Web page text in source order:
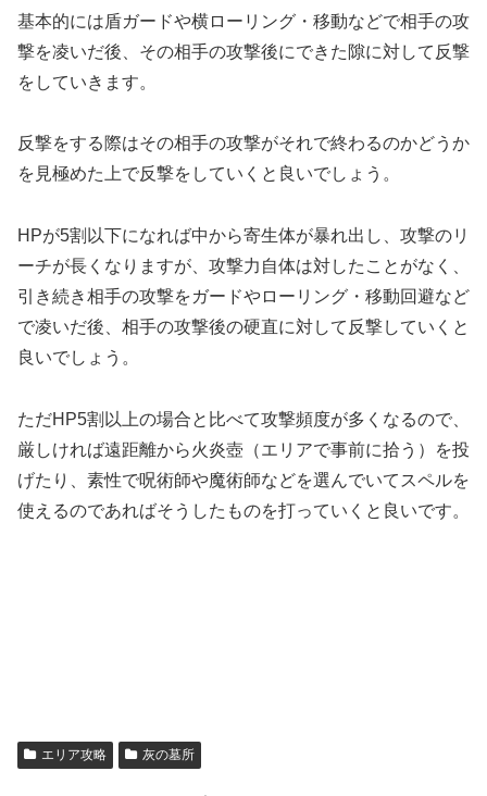
基本的には盾ガードや横ローリング・移動などで相手の攻
撃を凌いだ後、その相手の攻撃後にできた隙に対して反撃
をしていきます。
反撃をする際はその相手の攻撃がそれで終わるのかどうか
を見極めた上で反撃をしていくと良いでしょう。
HPが5割以下になれば中から寄生体が暴れ出し、攻撃のリ
ーチが長くなりますが、攻撃力自体は対したことがなく、
引き続き相手の攻撃をガードやローリング・移動回避など
で凌いだ後、相手の攻撃後の硬直に対して反撃していくと
良いでしょう。
ただHP5割以上の場合と比べて攻撃頻度が多くなるので、
厳しければ遠距離から火炎壺（エリアで事前に拾う）を投
げたり、素性で呪術師や魔術師などを選んでいてスペルを
使えるのであればそうしたものを打っていくと良いです。
エリア攻略 灰の墓所